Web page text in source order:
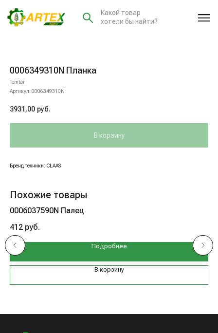
хотели бы найти?
0006349310N Планка
Temtar
Артикул: 0006349310N
3931,00 руб.
В корзину
Бренд техники: CLAAS
Похожие товары
0006037590N Палец
412 руб.
Подробнее
В корзину
Компания